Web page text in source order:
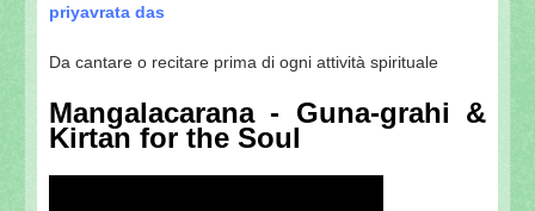
priyavrata das
Da cantare o recitare prima di ogni attività spirituale
Mangalacarana - Guna-grahi &
Kirtan for the Soul